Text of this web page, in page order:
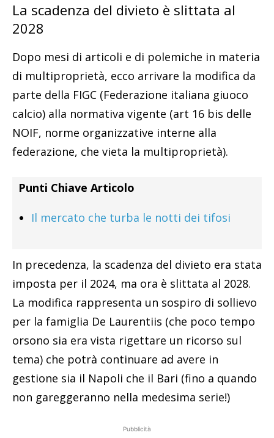
La scadenza del divieto è slittata al
2028
Dopo mesi di articoli e di polemiche in materia
di multiproprietà, ecco arrivare la modifica da
parte della FIGC (Federazione italiana giuoco
calcio) alla normativa vigente (art 16 bis delle
NOIF, norme organizzative interne alla
federazione, che vieta la multiproprietà).
Punti Chiave Articolo
Il mercato che turba le notti dei tifosi
In precedenza, la scadenza del divieto era stata
imposta per il 2024, ma ora è slittata al 2028.
La modifica rappresenta un sospiro di sollievo
per la famiglia De Laurentiis (che poco tempo
orsono sia era vista rigettare un ricorso sul
tema) che potrà continuare ad avere in
gestione sia il Napoli che il Bari (fino a quando
non gareggeranno nella medesima serie!)
Pubblicità